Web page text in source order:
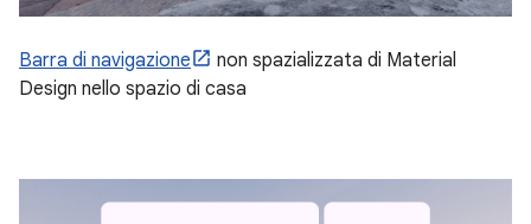
Barra di navigazione
non spazializzata di Material
Design nello spazio di casa